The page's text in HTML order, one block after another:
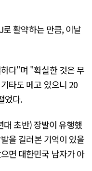
활약하는 만큼, 이날
다"며 "확실한 것은 무
타도 메고 있으니 20
었다.
초반) 장발이 유행했
을 길러본 기억이 있을
면 대한민국 남자가 아